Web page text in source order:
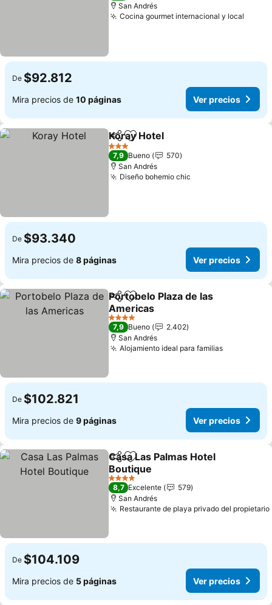
San Andrés
Cocina gourmet internacional y local
De $92.812
Mira precios de 10 páginas Ver precios
CompartirAgregar a favoritos
Koray Hotel
3 Estrellas
7,9 Bueno
570
San Andrés
Diseño bohemio chic
De $93.340
Mira precios de 8 páginas Ver precios
CompartirAgregar a favoritos
Portobelo Plaza de las
Americas
4 Estrellas
7,9 Bueno
2.402
San Andrés
Alojamiento ideal para familias
De $102.821
Mira precios de 9 páginas Ver precios
CompartirAgregar a favoritos
Casa Las Palmas Hotel
Boutique
4 Estrellas
8,7 Excelente
579
San Andrés
Restaurante de playa privado del propietario
De $104.109
Mira precios de 5 páginas Ver precios